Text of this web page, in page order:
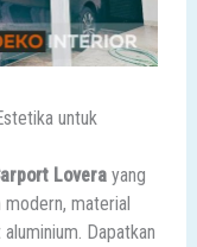
untuk
Loverayang
modern, material
Dapatkan